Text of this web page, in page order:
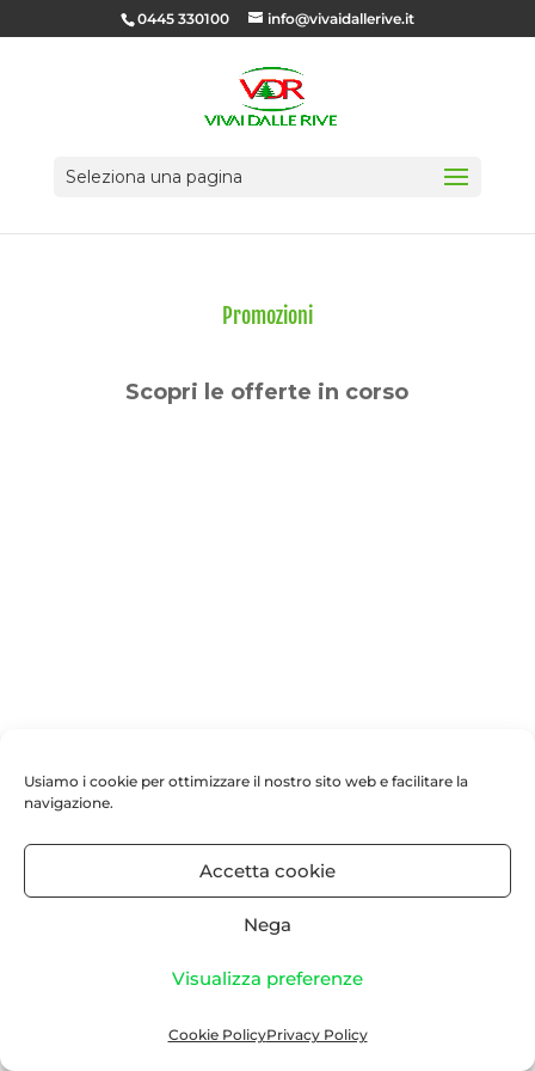
Usiamo i cookie per ottimizzare il nostro sito web e facilitare la
navigazione.
Accetta cookie
Nega
Visualizza preferenze
Cookie PolicyPrivacy Policy
0445 330100 info@vivaidallerive.it
Seleziona una pagina
Promozioni
Scopri le offerte in corso